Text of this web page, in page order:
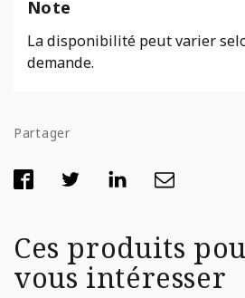
Note
La disponibilité peut varier
demande.
Partager
Ces produits
vous intéresser